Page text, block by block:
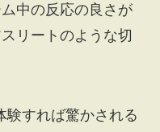
中の反応の良さが
リートのような切
験すれば驚かされる